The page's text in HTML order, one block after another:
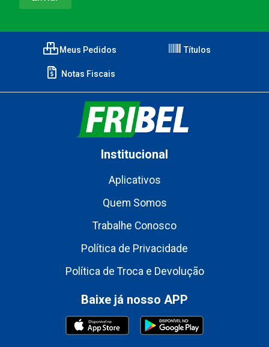
Meus Pedidos Títulos
Notas Fiscais
Institucional
Aplicativos
Quem Somos
Trabalhe Conosco
Política de Privacidade
Política de Troca e Devolução
Baixe já nosso APP